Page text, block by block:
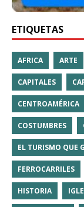
ETIQUETAS
AFRICA ARTE
CAPITALES
CENTROAMÉRICA
COSTUMBRES
EL TURISMO QUE
FERROCARRILES
HISTORIA